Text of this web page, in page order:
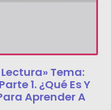
Tema:
1. ¿Qué Es Y
Aprender A